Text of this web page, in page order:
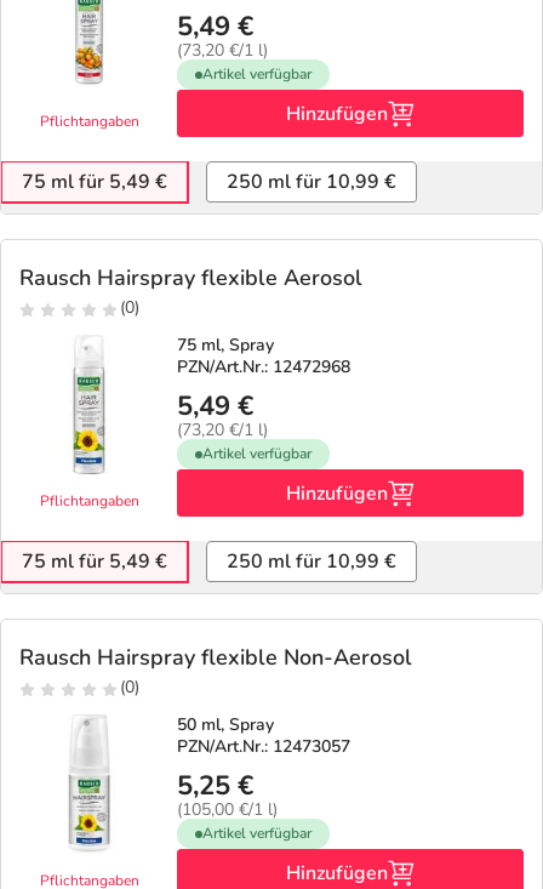
Pflichtangaben
5,49 €
(73,20 €/1 l)
Artikel verfügbar
Hinzufügen
75 ml für 5,49 € 250 ml für 10,99 €
Rausch Hairspray flexible Aerosol
(0)
Pflichtangaben
75 ml, Spray
PZN/Art.Nr.: 12472968
5,49 €
(73,20 €/1 l)
Artikel verfügbar
Hinzufügen
75 ml für 5,49 € 250 ml für 10,99 €
Rausch Hairspray flexible Non-Aerosol
(0)
Pflichtangaben
50 ml, Spray
PZN/Art.Nr.: 12473057
5,25 €
(105,00 €/1 l)
Artikel verfügbar
Hinzufügen